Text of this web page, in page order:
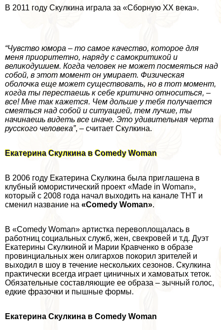
В 2011 году Скулкина играла за «Сборную XX века».
“Чувство юмора – то самое качество, которое для
меня приоритетно, наряду с самокритикой и
великодушием. Когда человек не может посмеяться над
собой, в этот момент он умирает. Физическая
оболочка еще может существовать, но в тот момент,
когда ты перестаешь к себе критично относиться, –
все! Мне так кажется. Чем дольше у тебя получается
смеяться над собой и ситуацией, тем лучше, ты
начинаешь видеть все иначе. Это удивительная черта
русского человека”, – считает Скулкина.
Екатерина Скулкина в Comedy Woman
В 2006 году Екатерина Скулкина была приглашена в
клубный юмористический проект «Made in Woman»,
который с 2008 года начал выходить на канале ТНТ и
сменил название на «Comedy Woman».
В «Comedy Woman» артистка перевоплощалась в
работниц социальных служб, жен, свекровей и т.д. Дуэт
Екатерины Скулкиной и Марии Кравченко в образе
провинциальных жен олигархов покорил зрителей и
выходил в шоу в течение нескольких сезонов. Скулкина
пpaктически всегда играет циничных и хамоватых теток.
Обязательные составляющие ее образа – зычный голос,
едкие фразочки и пышные формы.
Екатерина Скулкина в Comedy Woman